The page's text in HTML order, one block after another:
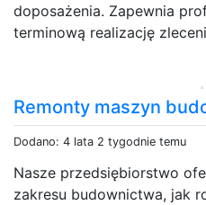
doposażenia. Zapewnia
terminową realizację
Remonty maszyn
Dodano: 4 lata 2 tygodnie temu
Nasze przedsiębiorstwo
zakresu budownictwa, jak